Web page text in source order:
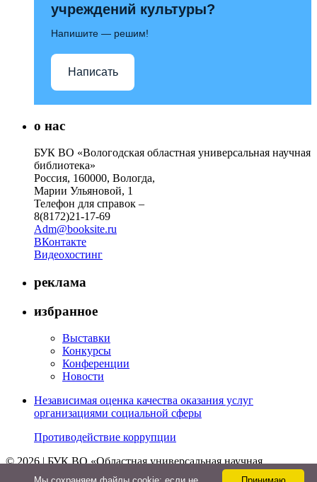
учреждений культуры?
Напишите — решим!
Написать
о нас
БУК ВО «Вологодская областная универсальная научная
библиотека»
Россия, 160000, Вологда,
Марии Ульяновой, 1
Телефон для справок –
8(8172)21-17-69
Adm@booksite.ru
ВКонтакте
Видеохостинг
реклама
избранное
Выставки
Конкурсы
Конференции
Новости
Независимая оценка качества оказания услуг
организациями социальной сферы
Противодействие коррупции
© 2026 | БУК ВО «Областная универсальная научная
библиотека»